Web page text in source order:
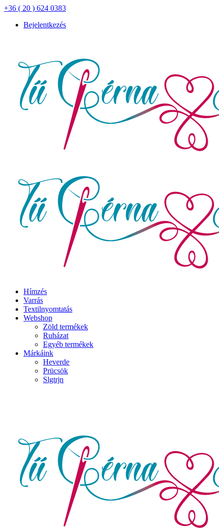
+36 ( 20 ) 624 0383
Bejelentkezés
Hímzés
Varrás
Textilnyomtatás
Webshop
Zöld termékek
Ruházat
Egyéb termékek
Márkáink
Heverde
Prücsök
Slgtrjn